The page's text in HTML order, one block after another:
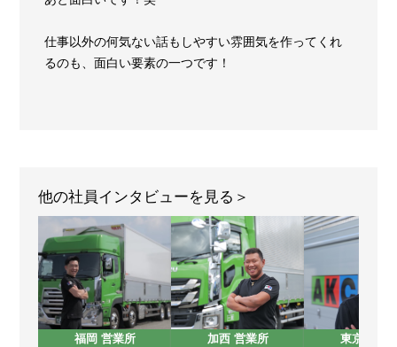
仕事以外の何気ない話もしやすい雰囲気を作ってくれ
るのも、面白い要素の一つです！
他の社員インタビューを見る
福岡 営業所 加西 営業所 東京 営業